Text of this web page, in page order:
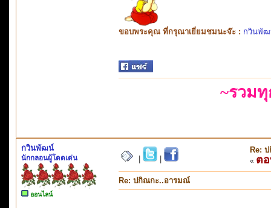
ขอบพระคุณ ที่กรุณาเยี่ยมชมนะจ๊ะ : กวินพั
~รวม
กวินพัฒน์
นักกลอนผู้โดดเด่น
ออนไลน์
Re:
« ต
Re: ปกิณกะ..อารมณ์